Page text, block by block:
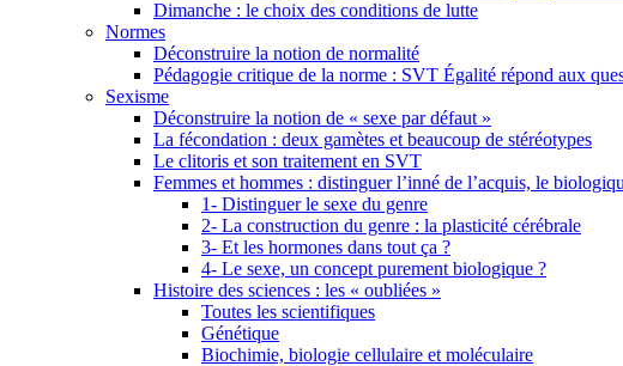
Dimanche : le choix des conditions de lutte
Normes
Déconstruire la notion de normalité
Pédagogie critique de la norme : SVT Égalité répond aux
Sexisme
Déconstruire la notion de « sexe par défaut »
La fécondation : deux gamètes et beaucoup de stéréotypes
Le clitoris et son traitement en SVT
Femmes et hommes : distinguer l’inné de l’acquis, le
1- Distinguer le sexe du genre
2- La construction du genre : la plasticité cérébrale
3- Et les hormones dans tout ça ?
4- Le sexe, un concept purement biologique ?
Histoire des sciences : les « oubliées »
Toutes les scientifiques
Génétique
Biochimie, biologie cellulaire et moléculaire